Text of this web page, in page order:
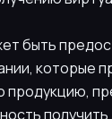
быть
которые